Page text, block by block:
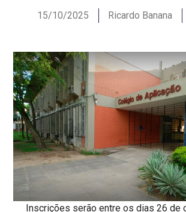
15/10/2025 Ricardo Banana
Inscrições serão entre os dias 26 de